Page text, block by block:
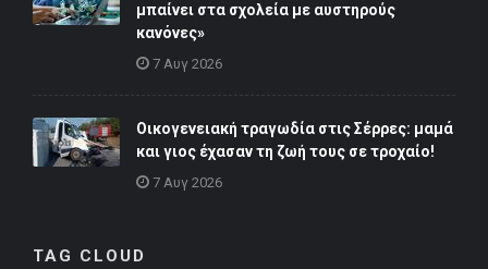
μπαίνει στα σχολεία με αυστηρούς
κανόνες»
7 Αυγ 2026
Οικογενειακή τραγωδία στις Σέρρες: μαμά
και γιος έχασαν τη ζωή τους σε τροχαίο!
7 Αυγ 2026
TAG CLOUD